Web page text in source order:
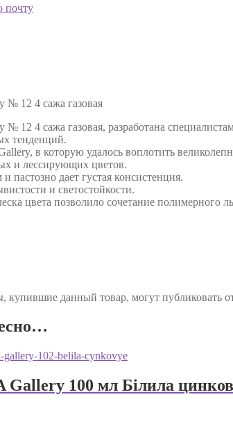
почту
№ 12 4 сажа газовая
№ 12 4 сажа газовая, разработана
тенденций.
в которую удалось воплотить
и лессирующих цветов.
пастозно дает густая консистенция.
и светостойкости.
цвета позволило сочетание полимерного
купившие данный товар, могут публиковать
Gallery 100 мл Білила